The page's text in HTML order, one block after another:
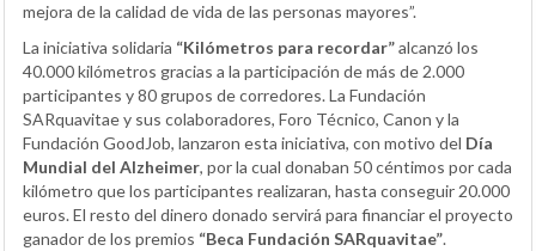
mejora de la calidad de vida de las personas mayores”.
La iniciativa solidaria “Kilómetros para recordar”alcanzó los
40.000 kilómetros gracias a la participación de más de 2.000
participantes y 80 grupos de corredores. La Fundación
SARquavitae y sus colaboradores, Foro Técnico, Canon y la
Fundación GoodJob, lanzaron esta iniciativa, con motivo del Día
Mundial del Alzheimer, por la cual donaban 50 céntimos por cada
kilómetro que los participantes realizaran, hasta conseguir 20.000
euros. El resto del dinero donado servirá para financiar el proyecto
ganador de los premios “Beca Fundación SARquavitae”.